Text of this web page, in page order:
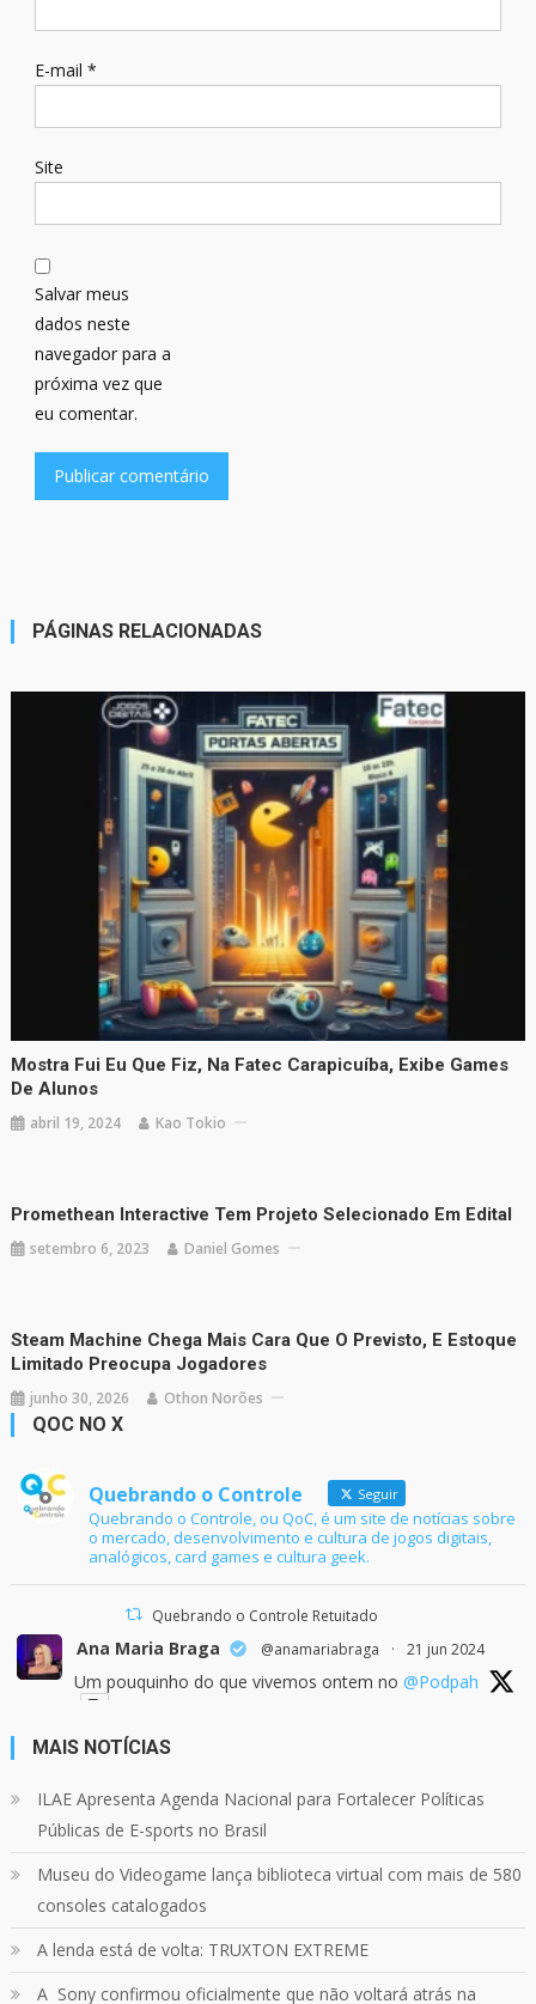
E-mail *
Site
Salvar meus
dados neste
navegador para a
próxima vez que
eu comentar.
PÁGINAS RELACIONADAS
Mostra Fui Eu Que Fiz, Na Fatec Carapicuíba, Exibe Games
De Alunos
abril 19, 2024 Kao Tokio
Promethean Interactive Tem Projeto Selecionado Em Edital
setembro 6, 2023 Daniel Gomes
Steam Machine Chega Mais Cara Que O Previsto, E Estoque
Limitado Preocupa Jogadores
junho 30, 2026 Othon Norões
QOC NO X
Quebrando o Controle Seguir
Quebrando o Controle, ou QoC, é um site de notícias sobre
o mercado, desenvolvimento e cultura de jogos digitais,
analógicos, card games e cultura geek.
Quebrando o Controle Retuitado
Ana Maria Braga @anamariabraga · 21 jun 2024
Um pouquinho do que vivemos ontem no @Podpah
Quebrando o Controle
Confira em nosso site o mais recente REVIEW de
Skull & Bones.
Mais em:
https://buff.ly/3yPhDN2
MAIS NOTÍCIAS
ILAE Apresenta Agenda Nacional para Fortalecer Políticas
Públicas de E-sports no Brasil
Museu do Videogame lança biblioteca virtual com mais de 580
consoles catalogados
A lenda está de volta: TRUXTON EXTREME
A Sony confirmou oficialmente que não voltará atrás na